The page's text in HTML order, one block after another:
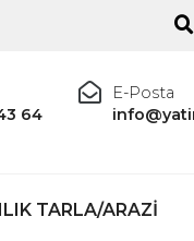
64
E-Posta
TARLA/ARAZİ